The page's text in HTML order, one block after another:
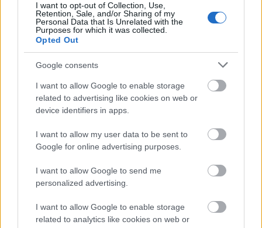
I want to opt-out of Collection, Use,
Retention, Sale, and/or Sharing of my
Personal Data that Is Unrelated with the
Purposes for which it was collected.
Opted Out
Google consents
I want to allow Google to enable storage
related to advertising like cookies on web or
device identifiers in apps.
I want to allow my user data to be sent to
Google for online advertising purposes.
I want to allow Google to send me
personalized advertising.
I want to allow Google to enable storage
related to analytics like cookies on web or
nemzetikonyvtar•2022. május 02.
„Hősvértől pirosult gyásztér, sóhajtva köszöntlek,
Nemzeti nagylétünk nagy temetője, Mohács!”
Kisfaludy Károly: Mohács. Részlet – Magyar
Elektronikus Könyvtár Napjainkban a mohácsi csata,
a „mohácsi vész” képe összeforrt a középkori Magyar
Királyság bukásával; Muhi és Trianon mellett, a